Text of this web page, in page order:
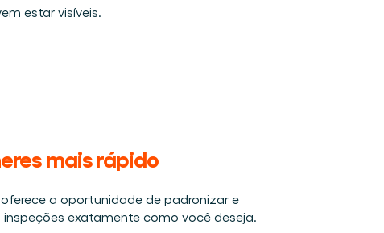
estar visíveis.
mais rápido
a oportunidade de padronizar e
exatamente como você deseja.